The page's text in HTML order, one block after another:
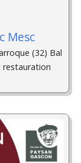
Mesc
(32) Bal
restauration